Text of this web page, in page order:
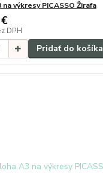
na výkresy PICASSO Žirafa
DPH
Pridať do košíka